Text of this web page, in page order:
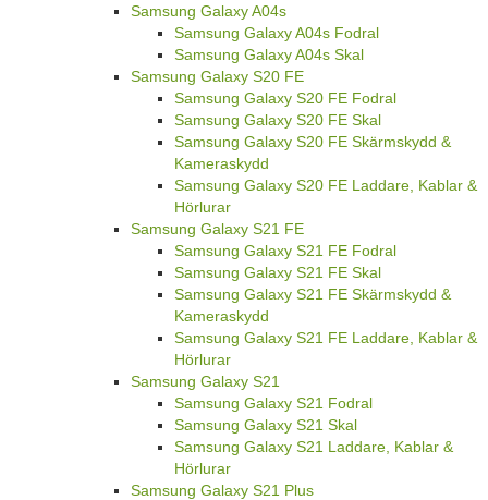
Samsung Galaxy A04s
Samsung Galaxy A04s Fodral
Samsung Galaxy A04s Skal
Samsung Galaxy S20 FE
Samsung Galaxy S20 FE Fodral
Samsung Galaxy S20 FE Skal
Samsung Galaxy S20 FE Skärmskydd &
Kameraskydd
Samsung Galaxy S20 FE Laddare, Kablar &
Hörlurar
Samsung Galaxy S21 FE
Samsung Galaxy S21 FE Fodral
Samsung Galaxy S21 FE Skal
Samsung Galaxy S21 FE Skärmskydd &
Kameraskydd
Samsung Galaxy S21 FE Laddare, Kablar &
Hörlurar
Samsung Galaxy S21
Samsung Galaxy S21 Fodral
Samsung Galaxy S21 Skal
Samsung Galaxy S21 Laddare, Kablar &
Hörlurar
Samsung Galaxy S21 Plus